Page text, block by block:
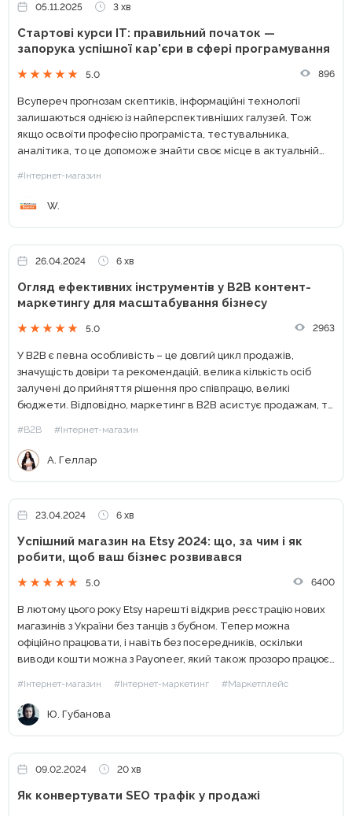
05.11.2025 3 хв
Стартові курси IT: правильний початок —
запорука успішної кар'єри в сфері програмування
5.0 896
Всупереч прогнозам скептиків, інформаційні технології
залишаються однією із найперспективніших галузей. Тож
якщо освоїти професію програміста, тестувальника,
аналітика, то це допоможе знайти своє місце в актуальній
освіти, ані будь-якого досвіду?...
#Інтернет-магазин
W.
26.04.2024 6 хв
Огляд ефективних інструментів у B2B контент-
маркетингу для масштабування бізнесу
5.0 2963
У B2B є певна особливість – це довгий цикл продажів,
значущість довіри та рекомендацій, велика кількість осіб
залучені до прийняття рішення про співпрацю, великі
бюджети. Відповідно, маркетинг в B2B асистує продажам, та
генерувати...
#B2B #Інтернет-магазин
А. Геллар
23.04.2024 6 хв
Успішний магазин на Etsy 2024: що, за чим і як
робити, щоб ваш бізнес розвивався
5.0 6400
В лютому цього року Etsy нарешті відкрив реєстрацію нових
магазинів з України без танців з бубном. Тепер можна
офіційно працювати, і навіть без посередників, оскільки
виводи кошти можна з Payoneer, який також прозоро працює
#Інтернет-магазин #Інтернет-маркетинг #Маркетплейс
Ю. Губанова
09.02.2024 20 хв
Як конвертувати SEO трафік у продажі